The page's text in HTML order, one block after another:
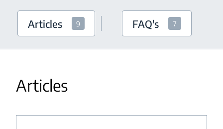
Articles 9 FAQ's 7
Articles